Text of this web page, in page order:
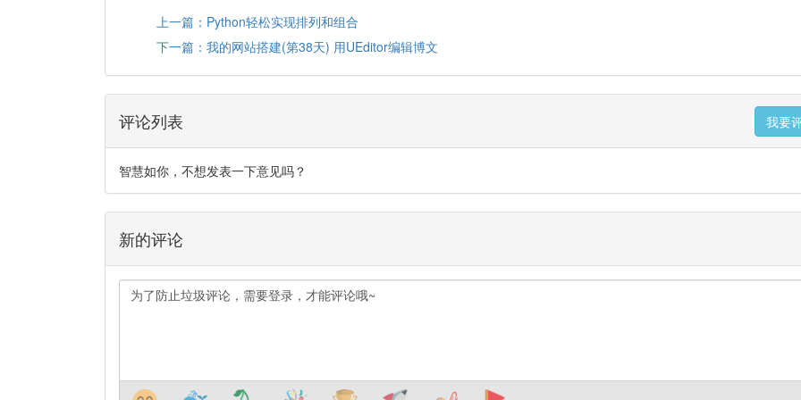
上一篇：Python轻松实现排列和组合
下一篇：我的网站搭建(第38天) 用UEditor编辑博文
评论列表 我要
智慧如你，不想发表一下意见吗？
新的评论